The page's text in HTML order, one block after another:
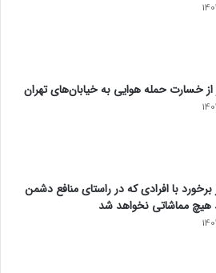
برخورد با افرادی که در راستای منافع دشمن
هیچ مماشاتی نخواهد شد